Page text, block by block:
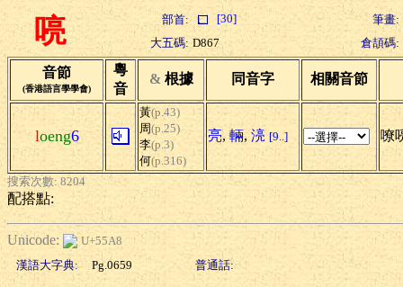
喨 部首: [30]
筆畫:
大五碼: D867 倉頡碼:
音節
(香港語言學學會)
粵
音
& 根據 同音字 相關音節
loeng6
黃(p.43)
周(p.25)
李(p.3)
何(p.316)
亮, 輛, 湸 [9..] 嘹
搜索次數: 8204
配搭點:
Unicode:
U+55A8
漢語大字典:
Pg.0659 普通話: